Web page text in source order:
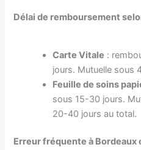
Délai de remboursement
Carte Vitale :
jours. Mutuelle sous
Feuille de soins
sous 15-30 jours.
20-40 jours au total.
Erreur fréquente à Bordeaux